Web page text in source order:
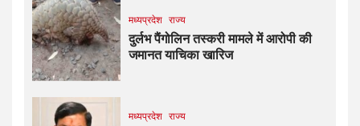
मध्यप्रदेश राज्य
दुर्लभ पैंगोलिन तस्करी मामले में आरोपी की
जमानत याचिका खारिज
मध्यप्रदेश राज्य